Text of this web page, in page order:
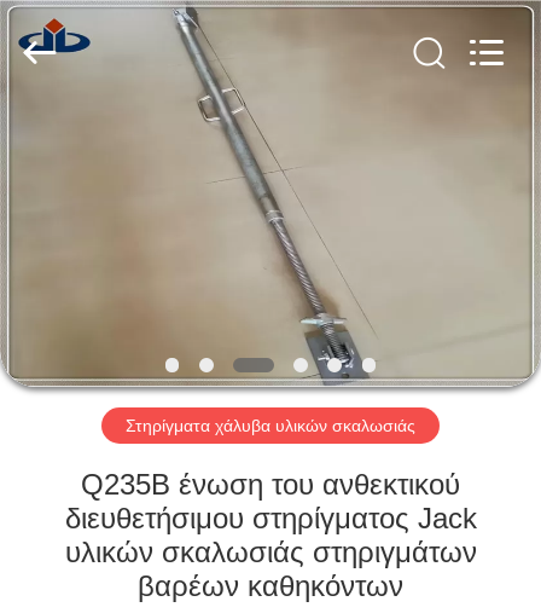
ΑΡΧΙΚΉ
ΣΕΛΊΔΑ
ΠΡΟΪΌΝΤΑ
ΣΧΕΤΙΚΆ
ΜΕ
ΕΜΆΣ
ΕΡΓΟΣΤΆΣΙΟ
ΠΕΡΙΉΓΗΣΗ
ΠΟΙΟΤΙΚΌΣ
Scaffold
Formwork
System
Co.,
Στηρίγματα χάλυβα υλικών σκαλωσιάς
Q235B ένωση του ανθεκτικού
διευθετήσιμου στηρίγματος Jack
υλικών σκαλωσιάς στηριγμάτων
βαρέων καθηκόντων